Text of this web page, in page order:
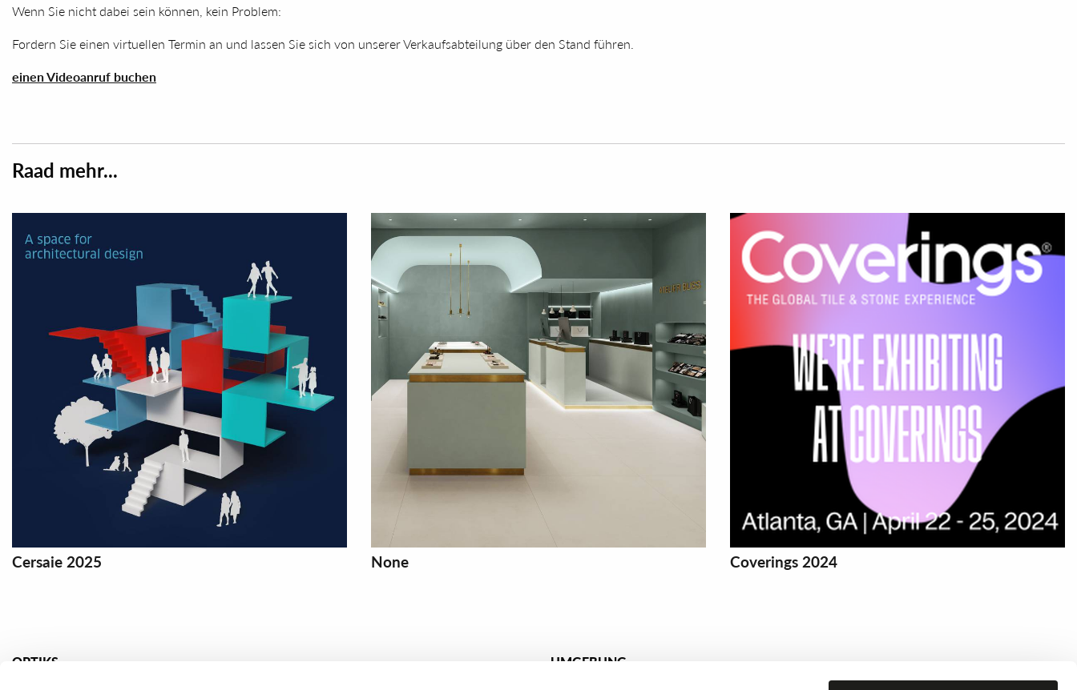
Wenn Sie nicht dabei sein können, kein Problem:
Fordern Sie einen virtuellen Termin an und lassen Sie sich von unserer Verkaufsabteilung über den Stand führen.
einen Videoanruf buchen
Raad mehr...
Cersaie 2025 None Coverings 2024
OPTIKS
UMGEBUNG
Schlafzimmer